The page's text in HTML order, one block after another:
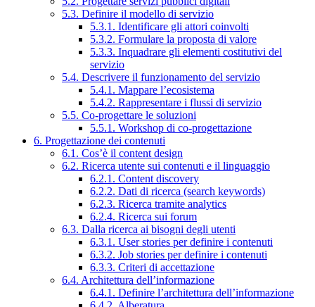
5.3. Definire il modello di servizio
5.3.1. Identificare gli attori coinvolti
5.3.2. Formulare la proposta di valore
5.3.3. Inquadrare gli elementi costitutivi del
servizio
5.4. Descrivere il funzionamento del servizio
5.4.1. Mappare l’ecosistema
5.4.2. Rappresentare i flussi di servizio
5.5. Co-progettare le soluzioni
5.5.1. Workshop di co-progettazione
6. Progettazione dei contenuti
6.1. Cos’è il content design
6.2. Ricerca utente sui contenuti e il linguaggio
6.2.1. Content discovery
6.2.2. Dati di ricerca (search keywords)
6.2.3. Ricerca tramite analytics
6.2.4. Ricerca sui forum
6.3. Dalla ricerca ai bisogni degli utenti
6.3.1. User stories per definire i contenuti
6.3.2. Job stories per definire i contenuti
6.3.3. Criteri di accettazione
6.4. Architettura dell’informazione
6.4.1. Definire l’architettura dell’informazione